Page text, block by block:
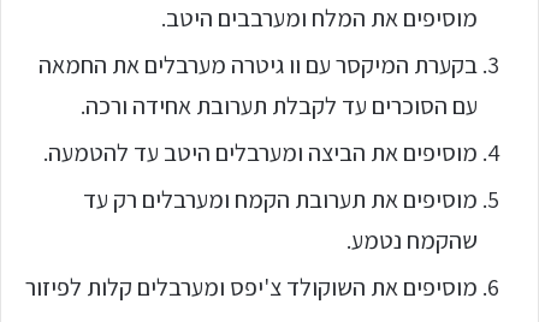
מוסיפים את המלח ומערבבים היטב.
בקערת המיקסר עם וו גיטרה מערבלים את החמאה
עם הסוכרים עד לקבלת תערובת אחידה ורכה.
מוסיפים את הביצה ומערבלים היטב עד להטמעה.
מוסיפים את תערובת הקמח ומערבלים רק עד
שהקמח נטמע.
מוסיפים את השוקולד צ'יפס ומערבלים קלות לפיזור